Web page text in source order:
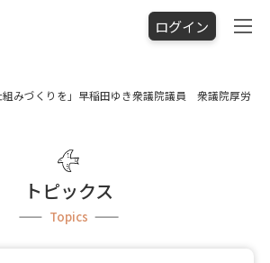
ログイン
組みづくりを」早稲田ゆき衆議院議員 衆議院厚労
トピックス
Topics